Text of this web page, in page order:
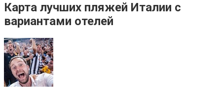
Карта лучших пляжей Италии с
вариантами отелей